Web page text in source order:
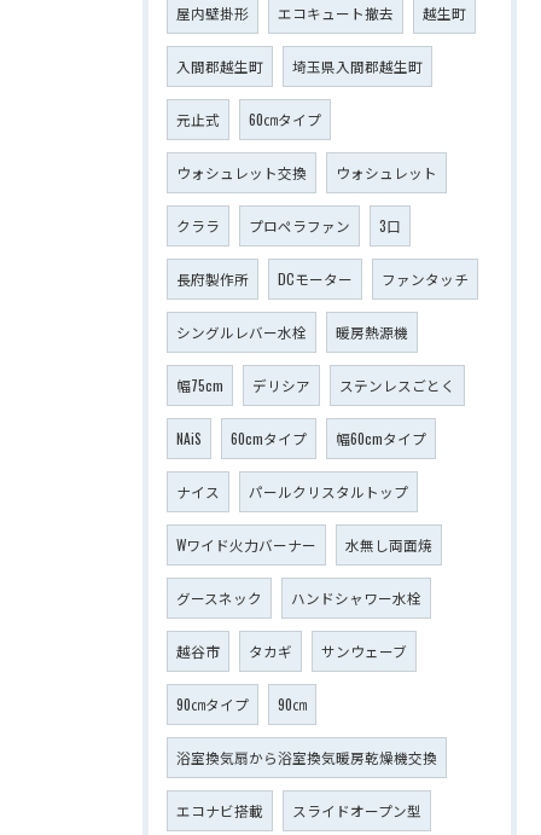
屋内壁掛形 エコキュート撤去 越生町
入間郡越生町 埼玉県入間郡越生町
元止式 60㎝タイプ
ウォシュレット交換 ウォシュレット
クララ プロペラファン 3口
長府製作所 DCモーター ファンタッチ
シングルレバー水栓 暖房熱源機
幅75cm デリシア ステンレスごとく
NAiS 60cmタイプ 幅60cmタイプ
ナイス パールクリスタルトップ
Wワイド火力バーナー 水無し両面焼
グースネック ハンドシャワー水栓
越谷市 タカギ サンウェーブ
90㎝タイプ 90㎝
浴室換気扇から浴室換気暖房乾燥機交換
エコナビ搭載 スライドオープン型